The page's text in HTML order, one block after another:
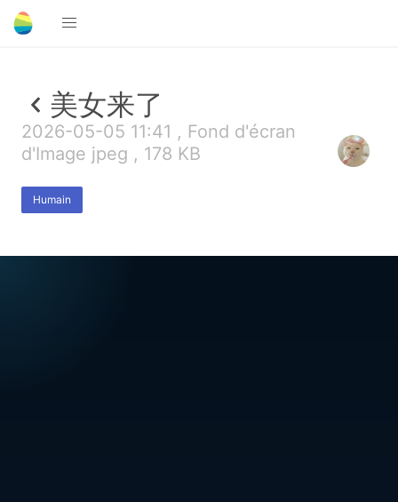
美女来了
2026-05-05 11:41 , Fond d'écran
d'Image jpeg , 178 KB
Humain